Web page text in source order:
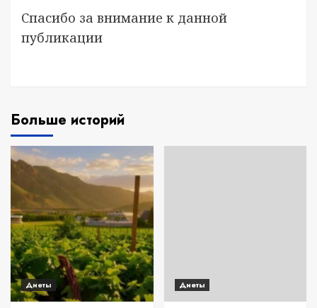
Спасибо за внимание к данной
публикации
Больше историй
Диеты Диеты